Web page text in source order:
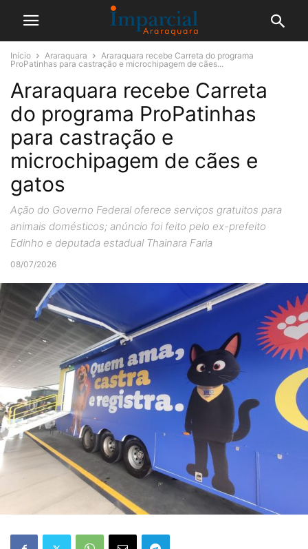
Início Araraquara
Araraquara recebe Carreta do programa
ProPatinhas para castração e microchipagem de cães...
Araraquara recebe Carreta
do programa ProPatinhas
para castração e
microchipagem de cães e
gatos
Ação do Governo Federal oferece serviços gratuitos para
animais domésticos; anúncio foi feito pelo ex-prefeito
Edinho e deputada estadual Thainara Faria
08/07/2026